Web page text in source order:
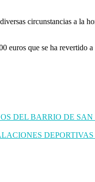
circunstancias a la
que se ha revertido
DEL BARRIO DE SAN
DEPORTIVAS